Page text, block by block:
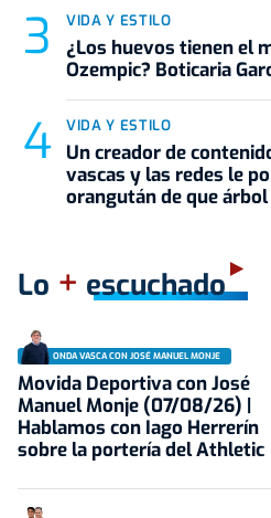
VIDA Y ESTILO
¿Los huevos tienen el
Ozempic? Boticaria
VIDA Y ESTILO
Un creador de
vascas y las redes le
orangután de que árbol
Lo + escuchado
ONDA VASCA CON JOSÉ MANUEL MONJE
Movida Deportiva con José
Manuel Monje (07/08/26) |
Hablamos con Iago Herrerín
sobre la portería del Athletic